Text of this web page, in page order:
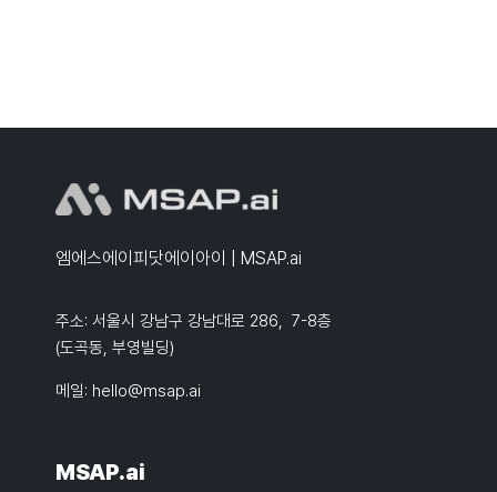
엠에스에이피닷에이아이 | MSAP.ai
주소: 서울시 강남구 강남대로 286, 7-8층
(도곡동, 부영빌딩)
메일: hello@msap.ai
MSAP.ai